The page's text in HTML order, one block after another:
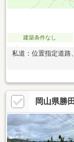
建築条件なし
私道：位置指定道路
岡山県勝